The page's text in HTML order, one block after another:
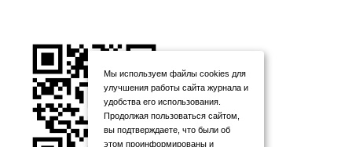
Мы используем файлы cookies для
улучшения работы сайта журнала и
удобства его использования.
Продолжая пользоваться сайтом,
вы подтверждаете, что были об
этом проинформированы и